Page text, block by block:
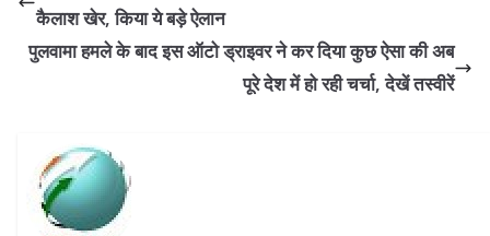
कैलाश खेर, किया ये बड़े ऐलान
पुलवामा हमले के बाद इस ऑटो ड्राइवर ने कर दिया कुछ ऐसा की अब
पूरे देश में हो रही चर्चा, देखें तस्वीरें